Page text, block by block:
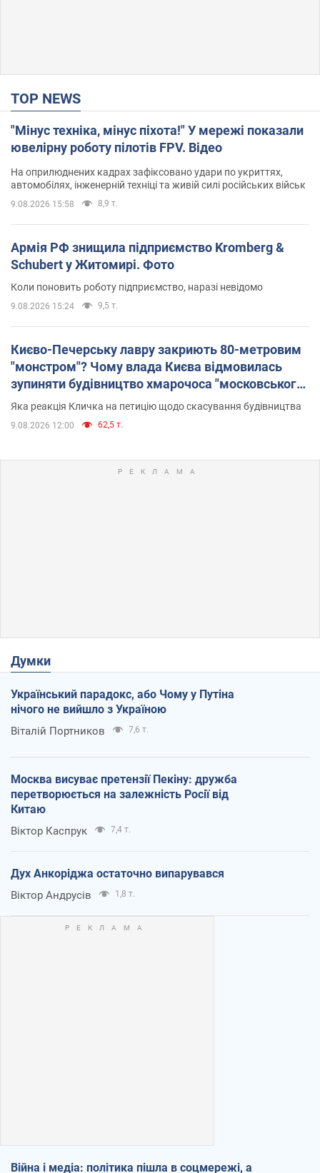
TOP NEWS
"Мінус техніка, мінус піхота!" У мережі показали
ювелірну роботу пілотів FPV. Відео
На оприлюднених кадрах зафіксовано удари по укриттях,
автомобілях, інженерній техніці та живій силі російських військ
9.08.2026 15:58 8,9 т.
Армія РФ знищила підприємство Kromberg &
Schubert у Житомирі. Фото
Коли поновить роботу підприємство, наразі невідомо
9.08.2026 15:24 9,5 т.
Києво-Печерську лавру закриють 80-метровим
"монстром"? Чому влада Києва відмовилась
зупиняти будівництво хмарочоса "московського
вірянина"
Яка реакція Кличка на петицію щодо скасування будівництва
9.08.2026 12:00 62,5 т.
Думки
Український парадокс, або Чому у Путіна
нічого не вийшло з Україною
Віталій Портников 7,6 т.
Москва висуває претензії Пекіну: дружба
перетворюється на залежність Росії від
Китаю
Віктор Каспрук 7,4 т.
Дух Анкоріджа остаточно випарувався
Віктор Андрусів 1,8 т.
Війна і медіа: політика пішла в соцмережі, а